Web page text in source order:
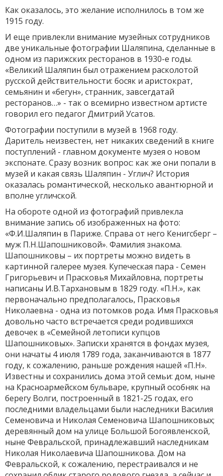
Как оказалось, это желание исполнилось в том же
1915 году.
И еще привлекли внимание музейных сотрудников
две уникальные фотографии Шаляпина, сделанные в
одном из парижских ресторанов в 1930-е годы.
«Великий Шаляпин был отражением расколотой
русской действительности: босяк и аристократ,
семьянин и «бегун», странник, завсегдатай
ресторанов…» - так о всемирно известном артисте
говорил его педагог Дмитрий Усатов.
Фотографии поступили в музей в 1968 году.
Даритель неизвестен, нет никаких сведений в книге
поступлений - главном документе музея о новом
экспонате. Сразу возник вопрос: как же они попали в
музей и какая связь Шаляпин - Углич? История
оказалась романтической, несколько авантюрной и
вполне угличской.
На обороте одной из фотографий привлекла
внимание запись об изображенных на фото:
«Ф.И.Шаляпин в Париже. Справа от него Кенигсберг –
муж П.Н.Шапошниковой». Фамилия знакома.
Шапошниковы – их портреты можно видеть в
картинной галерее музея. Купеческая пара - Семен
Григорьевич и Прасковья Михайловна, портреты
написаны И.В.Тархановым в 1829 году. «П.Н.», как
первоначально предполагалось, Прасковья
Николаевна - одна из потомков рода. Имя Прасковья
довольно часто встречается среди родившихся
девочек в «Семейной летописи купцов
Шапошниковых». Записки хранятся в фондах музея,
они начаты 4 июля 1789 года, заканчиваются в 1877
году, к сожалению, раньше рождения нашей «П.Н».
Известны и сохранились дома этой семьи: дом, ныне
на Красноармейском бульваре, крупный особняк на
берегу Волги, построенный в 1821-25 годах, его
последними владельцами были наследники Василия
Семеновича и Николая Семеновича Шапошниковых;
деревянный дом на улице Большой Богоявленской,
ныне Февральской, принадлежавший наследникам
Николая Николаевича Шапошникова. Дом на
Февральской, к сожалению, перестраивался и не